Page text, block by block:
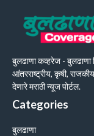
बुलढाणा कव्हरेज - बुलढाणा
आंतरराष्ट्रीय, कृषी,
देणारे मराठी न्यूज पोर्टल.
Categories
बुलढाणा